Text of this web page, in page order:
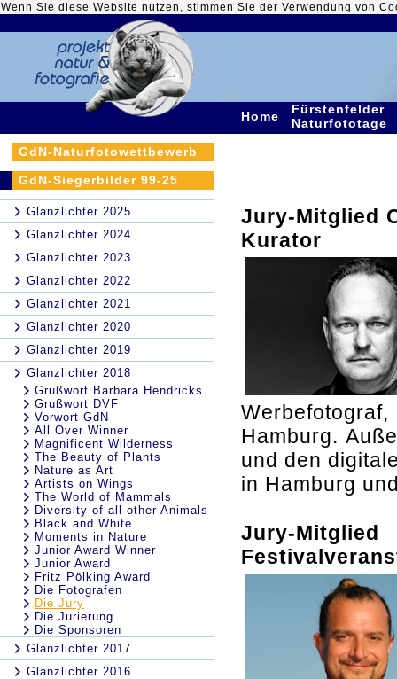
Wenn Sie diese Website nutzen, stimmen Sie der Verwendung von
Home
Fürstenfelder
Naturfototage
GdN-Naturfotowettbewerb
GdN-Siegerbilder 99-25
Glanzlichter 2025
Glanzlichter 2024
Glanzlichter 2023
Glanzlichter 2022
Glanzlichter 2021
Glanzlichter 2020
Glanzlichter 2019
Glanzlichter 2018
Grußwort Barbara Hendricks
Grußwort DVF
Vorwort GdN
All Over Winner
Magnificent Wilderness
The Beauty of Plants
Nature as Art
Artists on Wings
The World of Mammals
Diversity of all other Animals
Black and White
Moments in Nature
Junior Award Winner
Junior Award
Fritz Pölking Award
Die Fotografen
Die Jury
Die Jurierung
Die Sponsoren
Glanzlichter 2017
Glanzlichter 2016
Jury-Mitglied
Kurator
Hamburg.
und den
in Hamburg
Jury-